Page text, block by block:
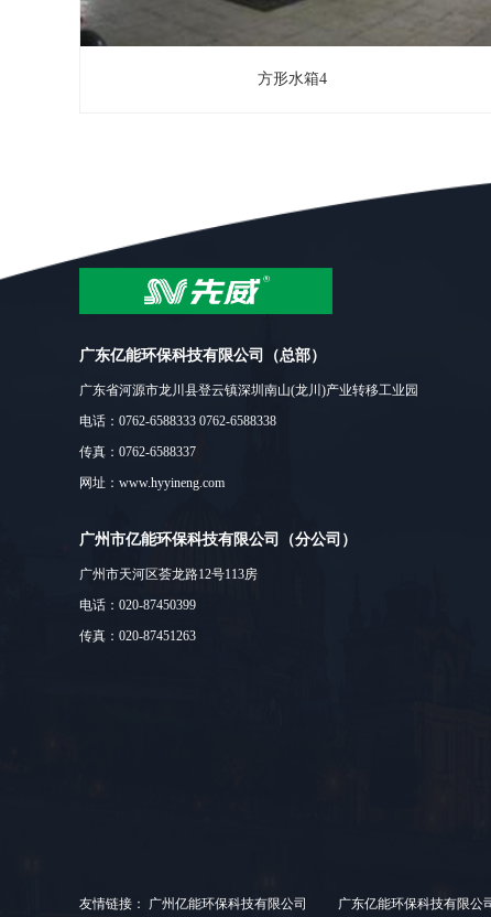
方形水箱4
广东亿能环保科技有限公司（总部）
广东省河源市龙川县登云镇深圳南山(龙川)产业转移工业园
电话：0762-6588333 0762-6588338
传真：0762-6588337
网址：www.hyyineng.com
广州市亿能环保科技有限公司（分公司）
广州市天河区荟龙路12号113房
电话：020-87450399
传真：020-87451263
友情链接： 广州亿能环保科技有限公司 广东亿能环保科技有限公